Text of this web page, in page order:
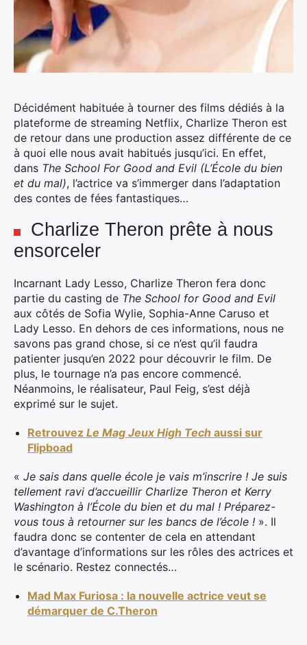
Décidément habituée à tourner des films dédiés à la
plateforme de streaming Netflix, Charlize Theron est
de retour dans une production assez différente de ce
à quoi elle nous avait habitués jusqu’ici. En effet,
dans The School For Good and Evil (L’École du bien
et du mal), l’actrice va s’immerger dans l’adaptation
des contes de fées fantastiques…
Charlize Theron prête à nous
ensorceler
Incarnant Lady Lesso, Charlize Theron fera donc
partie du casting de The School for Good and Evil
aux côtés de Sofia Wylie, Sophia-Anne Caruso et
Lady Lesso. En dehors de ces informations, nous ne
savons pas grand chose, si ce n’est qu’il faudra
patienter jusqu’en 2022 pour découvrir le film. De
plus, le tournage n’a pas encore commencé.
Néanmoins, le réalisateur, Paul Feig, s’est déjà
exprimé sur le sujet.
Retrouvez Le Mag Jeux High Tech aussi sur
Flipboad
« Je sais dans quelle école je vais m’inscrire ! Je suis
tellement ravi d’accueillir Charlize Theron et Kerry
Washington à l’École du bien et du mal ! Préparez-
vous tous à retourner sur les bancs de l’école ! ». Il
faudra donc se contenter de cela en attendant
d’avantage d’informations sur les rôles des actrices et
le scénario. Restez connectés…
Mad Max Furiosa : la nouvelle actrice veut se
démarquer de C.Theron